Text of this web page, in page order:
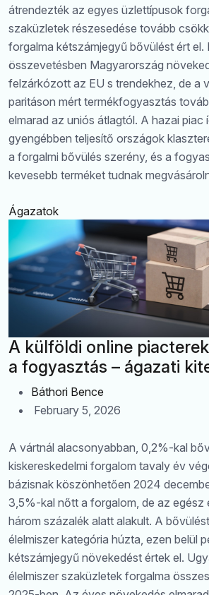
átrendezték az egyes üzlettípusok
szaküzletek részesedése tovább
forgalma kétszámjegyű bővülést ért el.
összevetésben Magyarország
felzárkózott az EU s trendekhez, de a
paritáson mért termékfogyasztás
elmarad az uniós átlagtól. A hazai piac
gyengébben teljesítő országok
a forgalmi bővülés szerény, és a
kevesebb terméket tudnak
Ágazatok
A külföldi online
a fogyasztás – ágazati
Báthori Bence
February 5, 2026
A vártnál alacsonyabban, 0,2%-kal
kiskereskedelmi forgalom tavaly év
bázisnak köszönhetően 2024
3,5%-kal nőtt a forgalom, de az egész
három százalék alatt alakult. A
élelmiszer kategória húzta, ezen belül
kétszámjegyű növekedést értek el.
élelmiszer szaküzletek forgalma